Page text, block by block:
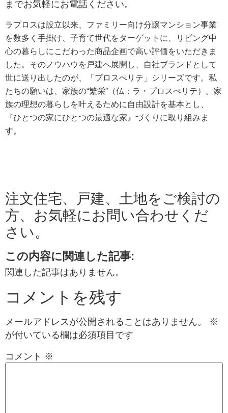
までお気軽にお電話ください。
ラプロスは設立以来、ファミリー向け分譲マンション事業
を数多く手掛け、子育て世代をターゲットに、リビング中
心の暮らしにこだわった商品企画で高い評価をいただきま
した。そのノウハウを戸建へ展開し、自社ブランドとして
世に送り出したのが、「プロスぺリテ」シリーズです。私
たちの願いは、家族の“繁栄”（仏：ラ・プロスぺリテ）。家
族の理想の暮らしを叶えるために自由設計を基本とし、
『ひとつの家にひとつの最適な家』づくりに取り組みま
す。
注文住宅、戸建、土地をご検討の
方、お気軽にお問い合わせくだ
さい。
この内容に関連した記事:
関連した記事はありません。
コメントを残す
メールアドレスが公開されることはありません。
※
が付いている欄は必須項目です
コメント ※